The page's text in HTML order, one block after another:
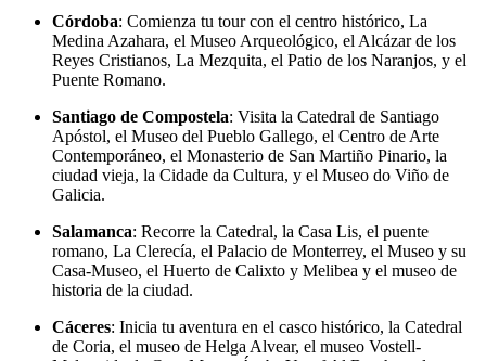
Córdoba: Comienza tu tour con el centro histórico, La
Medina Azahara, el Museo Arqueológico, el Alcázar de los
Reyes Cristianos, La Mezquita, el Patio de los Naranjos, y el
Puente Romano.
Santiago de Compostela: Visita la Catedral de Santiago
Apóstol, el Museo del Pueblo Gallego, el Centro de Arte
Contemporáneo, el Monasterio de San Martiño Pinario, la
ciudad vieja, la Cidade da Cultura, y el Museo do Viño de
Galicia.
Salamanca: Recorre la Catedral, la Casa Lis, el puente
romano, La Clerecía, el Palacio de Monterrey, el Museo y su
Casa-Museo, el Huerto de Calixto y Melibea y el museo de
historia de la ciudad.
Cáceres: Inicia tu aventura en el casco histórico, la Catedral
de Coria, el museo de Helga Alvear, el museo Vostell-